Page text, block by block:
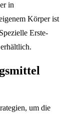
in
Körper ist
Erste-
um die